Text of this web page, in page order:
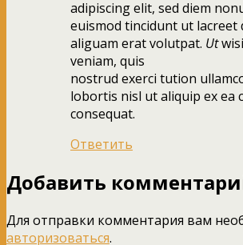
adipiscing elit, sed diem
euismod tincidunt ut lacreet
aliguam erat volutpat. Ut
veniam, quis
nostrud exerci tution
lobortis nisl ut aliquip ex ea
consequat.
Ответить
Добавить
Для отправки комментария вам
авторизоваться.